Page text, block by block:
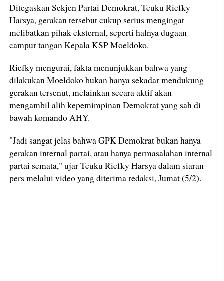
Ditegaskan Sekjen Partai Demokrat, Teuku Riefky
Harsya, gerakan tersebut cukup serius mengingat
melibatkan pihak eksternal, seperti halnya dugaan
campur tangan Kepala KSP Moeldoko.
Riefky mengurai, fakta menunjukkan bahwa yang
dilakukan Moeldoko bukan hanya sekadar mendukung
gerakan tersenut, melainkan secara aktif akan
mengambil alih kepemimpinan Demokrat yang sah di
bawah komando AHY.
"Jadi sangat jelas bahwa GPK Demokrat bukan hanya
gerakan internal partai, atau hanya permasalahan internal
partai semata," ujar Teuku Riefky Harsya dalam siaran
pers melalui video yang diterima redaksi, Jumat (5/2).